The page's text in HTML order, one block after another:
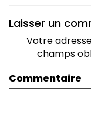
Laisser un
Votre
champs
Commentaire